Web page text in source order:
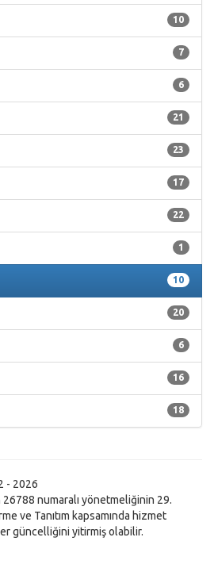
10
7
6
21
23
17
22
1
10
20
6
16
18
- 2026
26788 numaralı yönetmeliğinin 29.
ve Tanıtım kapsamında hizmet
güncelliğini yitirmiş olabilir.